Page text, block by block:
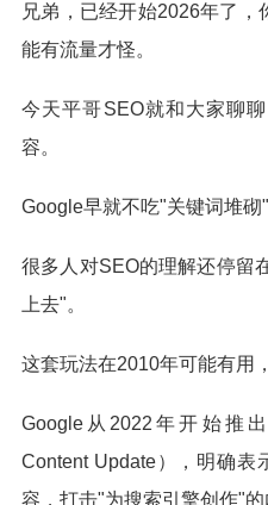
兄弟，已经开始2026年了，
能有流量才怪。
今天平哥SEO就和大家聊
容。
Google早就不吃"关键词堆砌
很多人对SEO的理解还停留
上去"。
这套玩法在2010年可能有用
Google从2022年开始推
Content Update），明确
容，打击"为搜索引擎创作"的